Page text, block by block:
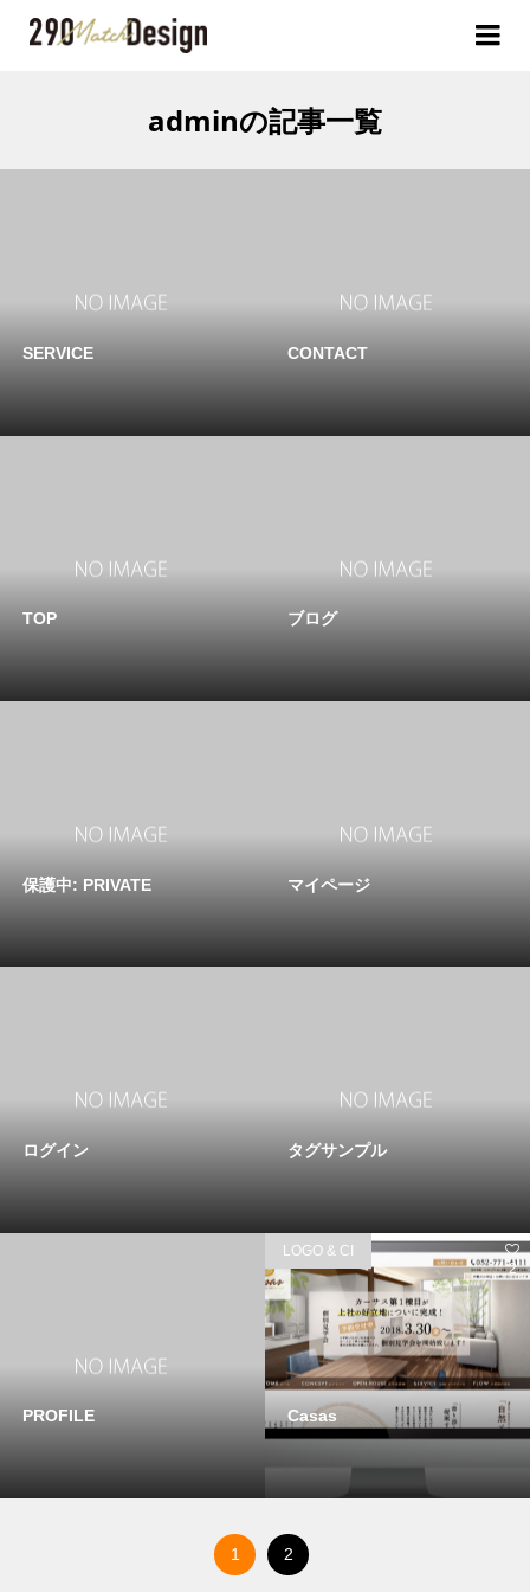
adminの記事一覧
SERVICE CONTACT
TOP ブログ
保護中: PRIVATE マイページ
ログイン タグサンプル
PROFILE Casas
LOGO & CI
2
1 2